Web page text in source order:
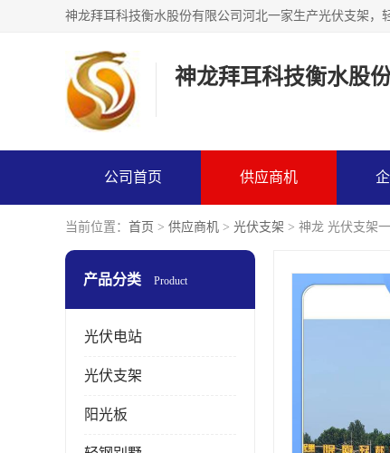
神龙拜耳科技衡水股
公司首页 供应商机
当前位置： 首页 > 供应商机 > 光伏支架 > 神龙 光伏支架
产品分类 Product
光伏电站
光伏支架
阳光板